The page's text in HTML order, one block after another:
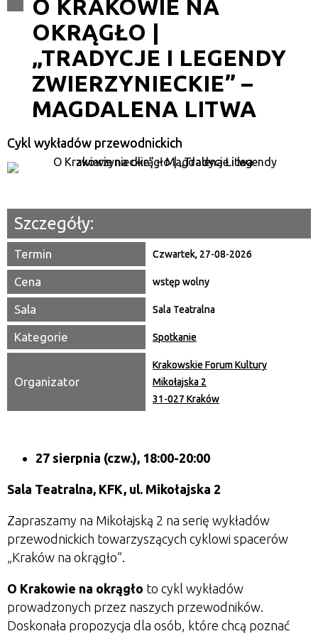
Kategoria
Trwające w zakresie
Miejsce
Organizator
O KRAKOWIE NA
OKRĄGŁO |
„TRADYCJE I LEGENDY
ZWIERZYNIECKIE” –
MAGDALENA LITWA
Cykl wykładów przewodnickich
Szczegóły:
Termin Czwartek, 27-08-2026
Cena wstęp wolny
Sala Sala Teatralna
Kategorie Spotkanie
Organizator
Krakowskie Forum Kultury
Mikołajska 2
31-027 Kraków
27 sierpnia (czw.), 18:00-20:00
Sala Teatralna, KFK, ul. Mikołajska 2
Zapraszamy na Mikołajską 2 na serię wykładów
przewodnickich towarzyszących cyklowi spacerów
„Kraków na okrągło”.
O Krakowie na okrągło to cykl wykładów
prowadzonych przez naszych przewodników.
Doskonała propozycja dla osób, które chcą poznać